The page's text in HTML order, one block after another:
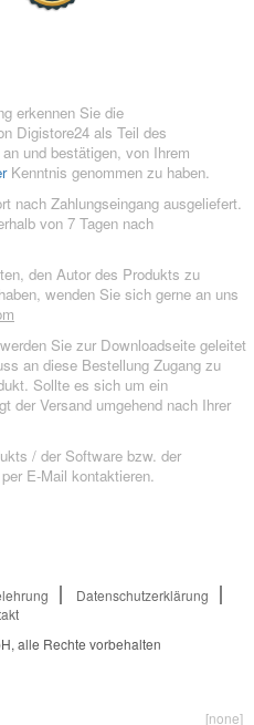
erkennen Sie die
Digistore24 als Teil des
und bestätigen, von Ihrem
Kenntnis genommen zu haben.
nach Zahlungseingang ausgeliefert.
von 7 Tagen nach
den Autor des Produkts zu
wenden Sie sich gerne an uns
Sie zur Downloadseite geleitet
an diese Bestellung Zugang zu
Sollte es sich um ein
der Versand umgehend nach Ihrer
/ der Software bzw. der
E-Mail kontaktieren.
Datenschutzerklärung
alle Rechte vorbehalten
[none]